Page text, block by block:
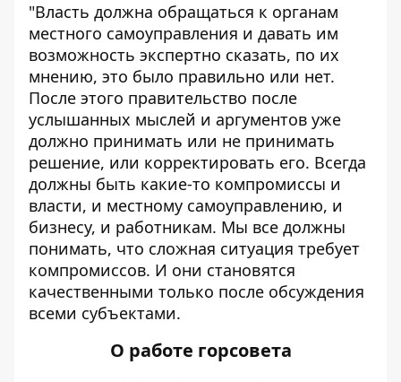
"Власть должна обращаться к органам
местного самоуправления и давать им
возможность экспертно сказать, по их
мнению, это было правильно или нет.
После этого правительство после
услышанных мыслей и аргументов уже
должно принимать или не принимать
решение, или корректировать его. Всегда
должны быть какие-то компромиссы и
власти, и местному самоуправлению, и
бизнесу, и работникам. Мы все должны
понимать, что сложная ситуация требует
компромиссов. И они становятся
качественными только после обсуждения
всеми субъектами.
О работе горсовета